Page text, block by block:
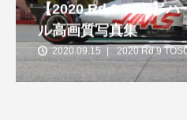
【2020 Rd.9 TOS】ハ
ル高画質写真集
2020.09.15 2020 Rd.9